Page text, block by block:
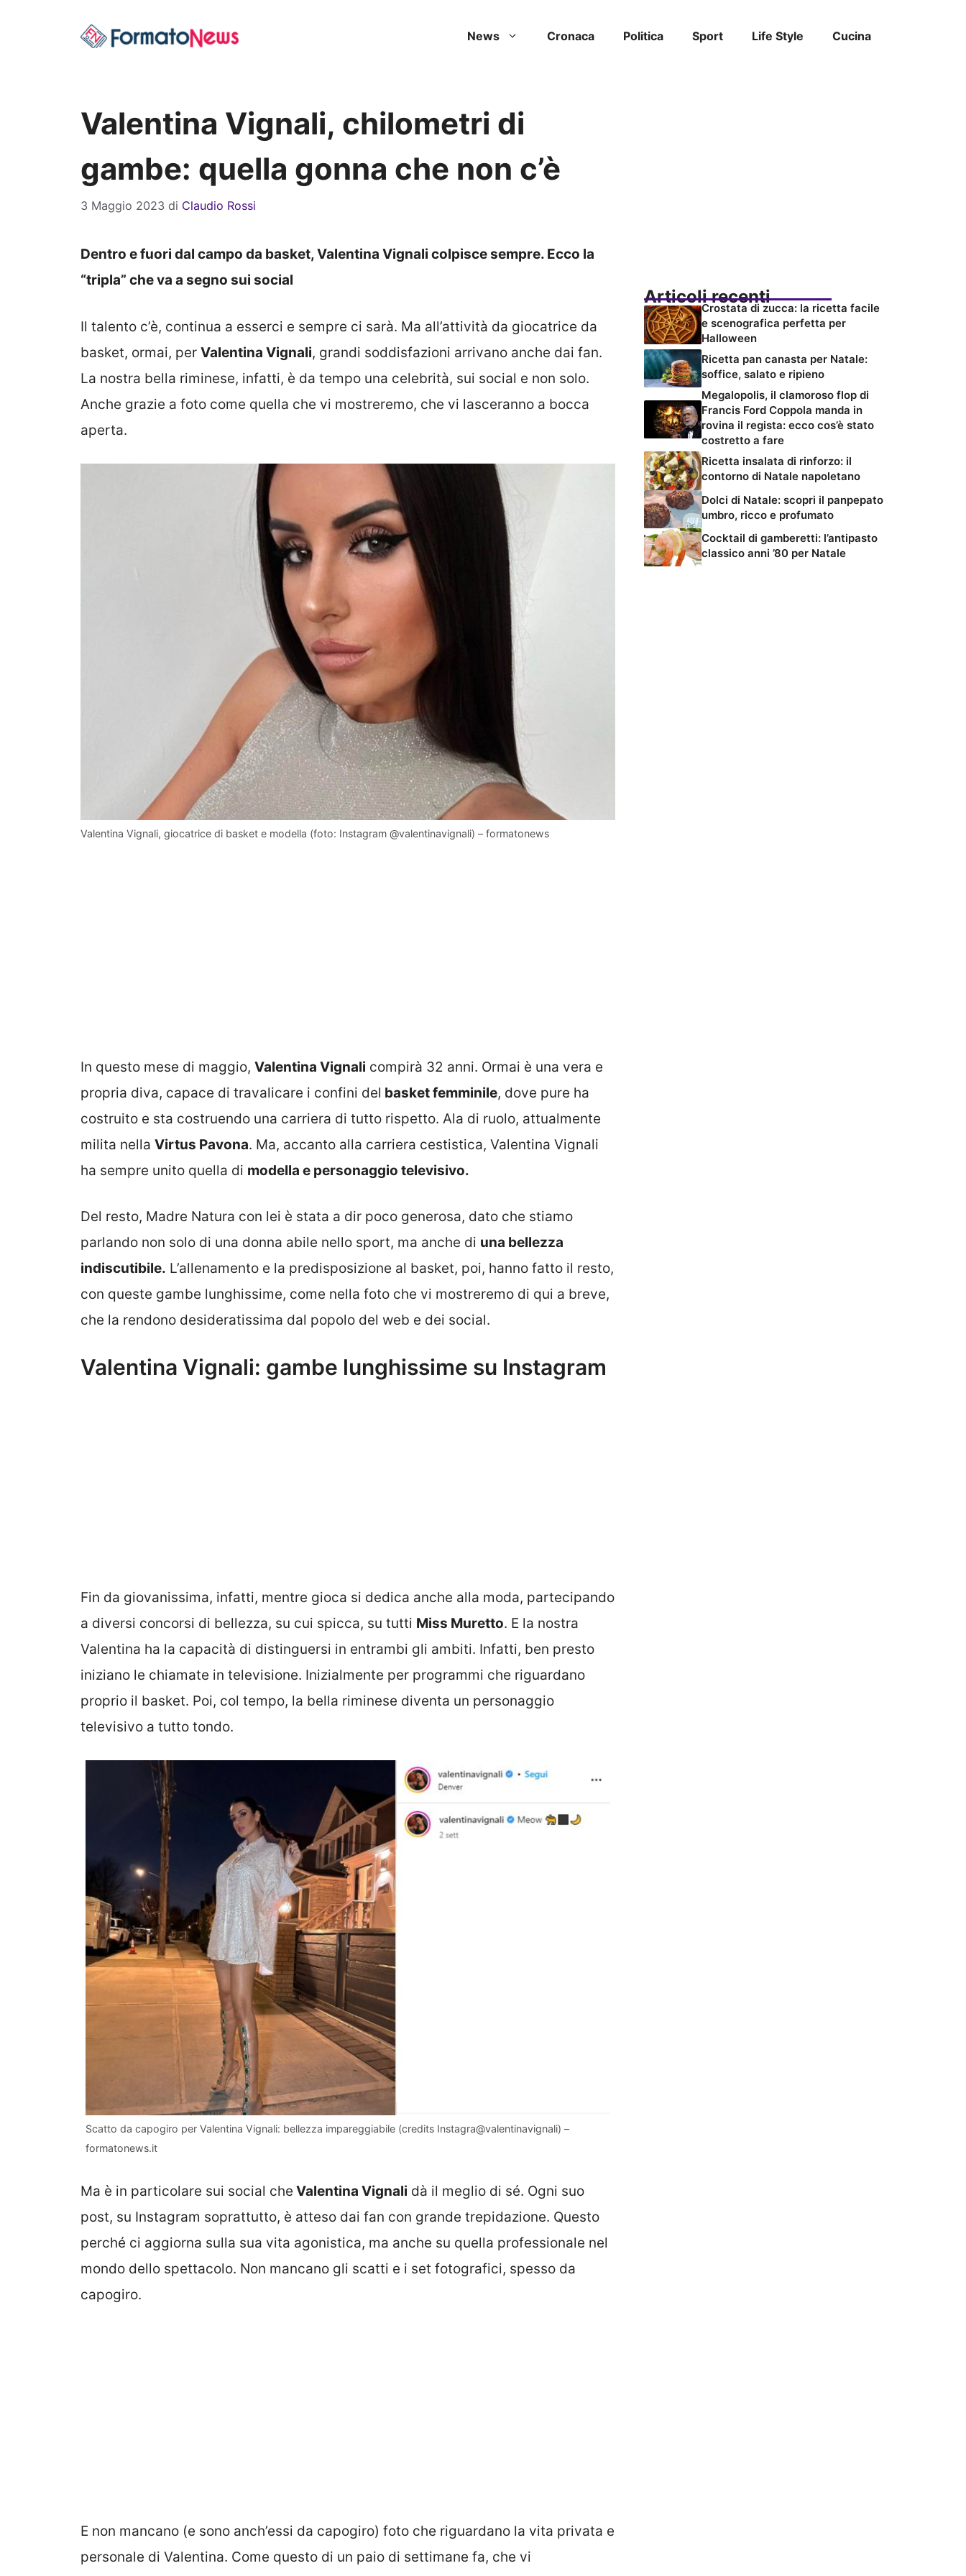
News Cronaca Politica Sport Life Style Cucina
Valentina Vignali, chilometri di
gambe: quella gonna che non c’è
3 Maggio 2023 di Claudio Rossi
Dentro e fuori dal campo da basket, Valentina Vignali colpisce sempre. Ecco la
“tripla” che va a segno sui social
Il talento c’è, continua a esserci e sempre ci sarà. Ma all’attività da giocatrice da
basket, ormai, per Valentina Vignali, grandi soddisfazioni arrivano anche dai fan.
La nostra bella riminese, infatti, è da tempo una celebrità, sui social e non solo.
Anche grazie a foto come quella che vi mostreremo, che vi lasceranno a bocca
aperta.
Valentina Vignali, giocatrice di basket e modella (foto: Instagram @valentinavignali) – formatonews
In questo mese di maggio, Valentina Vignali compirà 32 anni. Ormai è una vera e
propria diva, capace di travalicare i confini del basket femminile, dove pure ha
costruito e sta costruendo una carriera di tutto rispetto. Ala di ruolo, attualmente
milita nella Virtus Pavona. Ma, accanto alla carriera cestistica, Valentina Vignali
ha sempre unito quella di modella e personaggio televisivo.
Del resto, Madre Natura con lei è stata a dir poco generosa, dato che stiamo
parlando non solo di una donna abile nello sport, ma anche di una bellezza
indiscutibile. L’allenamento e la predisposizione al basket, poi, hanno fatto il resto,
con queste gambe lunghissime, come nella foto che vi mostreremo di qui a breve,
che la rendono desideratissima dal popolo del web e dei social.
Valentina Vignali: gambe lunghissime su Instagram
Fin da giovanissima, infatti, mentre gioca si dedica anche alla moda, partecipando
a diversi concorsi di bellezza, su cui spicca, su tutti Miss Muretto. E la nostra
Valentina ha la capacità di distinguersi in entrambi gli ambiti. Infatti, ben presto
iniziano le chiamate in televisione. Inizialmente per programmi che riguardano
proprio il basket. Poi, col tempo, la bella riminese diventa un personaggio
televisivo a tutto tondo.
Scatto da capogiro per Valentina Vignali: bellezza impareggiabile (credits Instagra@valentinavignali) –
formatonews.it
Ma è in particolare sui social che Valentina Vignali dà il meglio di sé. Ogni suo
post, su Instagram soprattutto, è atteso dai fan con grande trepidazione. Questo
perché ci aggiorna sulla sua vita agonistica, ma anche su quella professionale nel
mondo dello spettacolo. Non mancano gli scatti e i set fotografici, spesso da
capogiro.
E non mancano (e sono anch’essi da capogiro) foto che riguardano la vita privata e
personale di Valentina. Come questo di un paio di settimane fa, che vi
Articoli recenti
Crostata di zucca: la ricetta facile
e scenografica perfetta per
Halloween
Ricetta pan canasta per Natale:
soffice, salato e ripieno
Megalopolis, il clamoroso flop di
Francis Ford Coppola manda in
rovina il regista: ecco cos’è stato
costretto a fare
Ricetta insalata di rinforzo: il
contorno di Natale napoletano
Dolci di Natale: scopri il panpepato
umbro, ricco e profumato
Cocktail di gamberetti: l’antipasto
classico anni ’80 per Natale